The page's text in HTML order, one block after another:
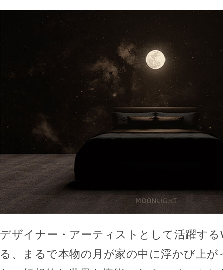
デザイナー・アーティストとして活躍する
る、まるで本物の月が家の中に浮かび上